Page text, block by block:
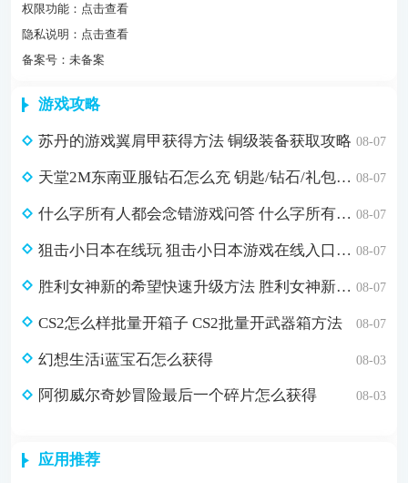
权限功能： 点击查看
隐私说明： 点击查看
备案号：未备案
游戏攻略
苏丹的游戏翼肩甲获得方法 铜级装备获取攻略 08-07
天堂2M东南亚服钻石怎么充 钥匙/钻石/礼包自助充值 08-07
什么字所有人都会念错游戏问答 什么字所有人都会念错脑筋急转弯答案 08-07
狙击小日本在线玩 狙击小日本游戏在线入口分享 08-07
胜利女神新的希望快速升级方法 胜利女神新的希望怎么快速升级 08-07
CS2怎么样批量开箱子 CS2批量开武器箱方法 08-07
幻想生活i蓝宝石怎么获得 08-03
阿彻威尔奇妙冒险最后一个碎片怎么获得 08-03
应用推荐